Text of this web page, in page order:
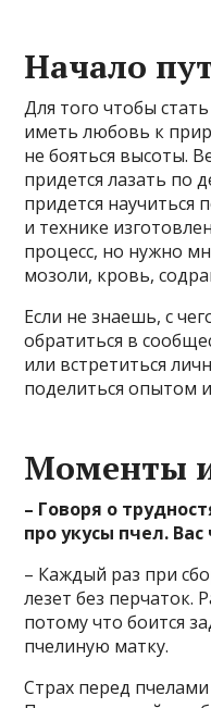
Начало
Для того чтобы
иметь любовь к
не бояться высоты.
придется лазать по
придется научиться
и технике
процесс, но нужно
мозоли, кровь,
Если не знаешь, с
обратиться в
или встретиться
поделиться опытом
Моменты
– Говоря о
про укусы пчел. Вас
– Каждый раз при
лезет без перчаток.
потому что боится
пчелиную матку.
Страх перед